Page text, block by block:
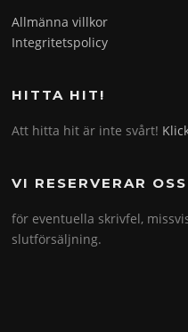
Allmänna villkor
Integritetspolicy
HITTA HIT!
Att hitta hit är inte svårt!
VI RESERVERAR OSS
för eventuella skrivfel,
slutförsäljning.